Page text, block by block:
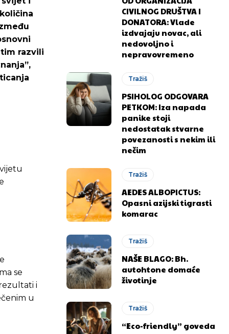
razvili
se
i
u
CIVILNOG DRUŠTVA I
DONATORA: Vlade
izdvajaju novac, ali
nedovoljno i
nepravovremeno
Tražiš
PSIHOLOG ODGOVARA
PETKOM: Iza napada
panike stoji
nedostatak stvarne
povezanosti s nekim ili
nečim
Tražiš
AEDES ALBOPICTUS:
Opasni azijski tigrasti
komarac
Tražiš
NAŠE BLAGO: Bh.
autohtone domaće
životinje
Tražiš
“Eco-friendly” goveda